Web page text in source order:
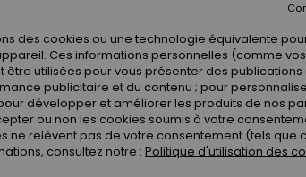
des cookies ou une technologie équivalente
Ces informations personnelles (comme
utilisées pour vous présenter des publications
publicitaire et du contenu ; pour
développer et améliorer les produits de nos
ou non les cookies soumis à votre
ne relèvent pas de votre consentement (tels que
consultez notre : Politique d'utilisation des